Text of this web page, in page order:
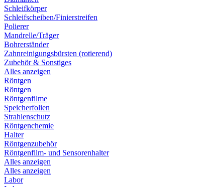
Schleifkörper
Schleifscheiben/Finierstreifen
Polierer
Mandrelle/Träger
Bohrerständer
Zahnreinigungsbürsten (rotierend)
Zubehör & Sonstiges
Alles anzeigen
Röntgen
Röntgen
Röntgenfilme
Speicherfolien
Strahlenschutz
Röntgenchemie
Halter
Röntgenzubehör
Röntgenfilm- und Sensorenhalter
Alles anzeigen
Alles anzeigen
Labor